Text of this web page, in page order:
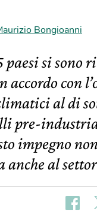
Bongioanni
paesi si
accordo con
al di
pre-
impegno
anche al